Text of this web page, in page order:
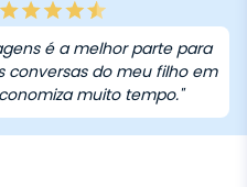
é a melhor parte para
conversas do meu filho em
muito tempo."